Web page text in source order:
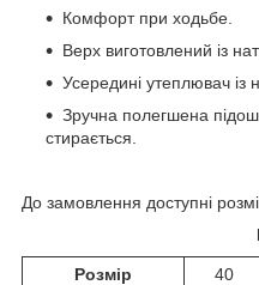
Комфорт при ходьбе.
Верх виготовлений із
Усередині утеплювач із
Зручна полегшена
стирається.
До замовлення доступні
Розмір 40